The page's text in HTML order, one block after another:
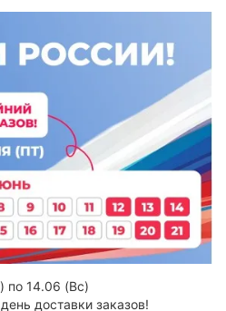
по 14.06 (Вс)
доставки заказов!